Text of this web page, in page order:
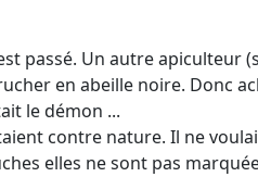
passé. Un autre apiculteur
en abeille noire. Donc
le démon ...
contre nature. Il ne
elles ne sont pas